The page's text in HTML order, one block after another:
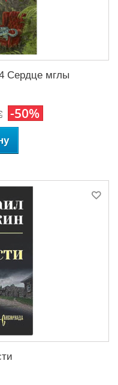
Сердце мглы
-50%